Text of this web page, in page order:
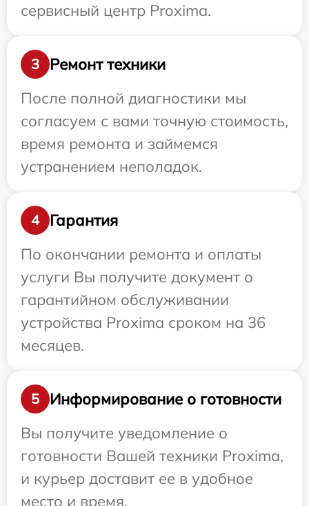
сервисный центр Proxima.
3
Ремонт техники
После полной диагностики мы
согласуем с вами точную стоимость,
время ремонта и займемся
устранением неполадок.
4
Гарантия
По окончании ремонта и оплаты
услуги Вы получите документ о
гарантийном обслуживании
устройства Proxima сроком на 36
месяцев.
5
Информирование о готовности
Вы получите уведомление о
готовности Вашей техники Proxima,
и курьер доставит ее в удобное
место и время.